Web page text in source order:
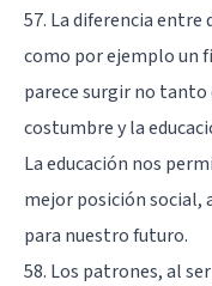
57. La diferencia
como por ejemplo un
parece surgir no
costumbre y la
La educación nos
mejor posición social,
para nuestro futuro.
58. Los patrones, al